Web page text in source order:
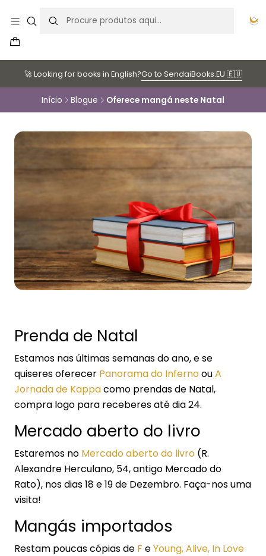
🚀 Looking for books in English?Go to SendaiBooks.EU 🇪🇺
Início Blogue Oferece mangá neste Natal
Prenda de Natal
Estamos nas últimas semanas do ano, e se
quiseres oferecer Panorama do Inferno ouA
Jornada de Kappacomo prendas de Natal,
compra logo para receberes até dia 24.
Mercado aberto do livro
Estaremos no Mercado aberto do livro (R.
Alexandre Herculano, 54, antigo Mercado do
Rato), nos dias 18 e 19 de Dezembro. Faça-nos uma
visita!
Mangás importados
Restam poucas cópias de F eYoung, Alive, In Love